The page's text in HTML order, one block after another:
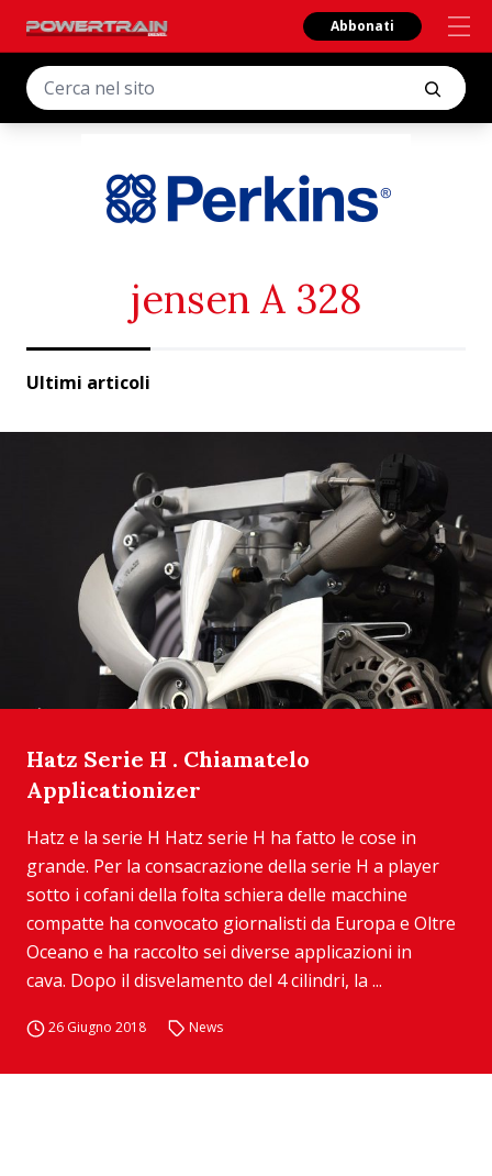
Abbonati
jensen A 328
Ultimi articoli
Hatz Serie H . Chiamatelo
Applicationizer
Hatz e la serie H Hatz serie H ha fatto le cose in
grande. Per la consacrazione della serie H a player
sotto i cofani della folta schiera delle macchine
compatte ha convocato giornalisti da Europa e Oltre
Oceano e ha raccolto sei diverse applicazioni in
cava. Dopo il disvelamento del 4 cilindri, la ...
26 Giugno 2018 News